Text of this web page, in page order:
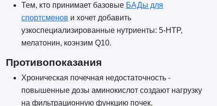
Тем, кто принимает базовые БАДы для
спортсменов и хочет добавить
узкоспециализированные нутриенты: 5-HTP,
мелатонин, коэнзим Q10.
Противопоказания
Хроническая почечная недостаточность -
повышенные дозы аминокислот создают нагрузку
на фильтрационную функцию почек.